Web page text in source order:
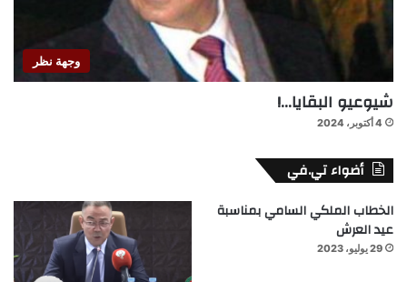
وجهة نظر
شيوعيو البقايا…!
4 أكتوبر، 2024
أضواء تي.في
الخطاب الملكي السامي بمناسبة
عيد العرش
29 يوليو، 2023